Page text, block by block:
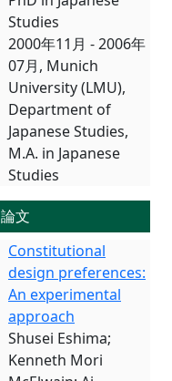
Studies
2000年11月 - 2006年
07月, Munich
University (LMU),
Department of
Japanese Studies,
M.A. in Japanese
Studies
論文
Constitutional
design preferences:
An experimental
approach
Shusei Eshima;
Kenneth Mori